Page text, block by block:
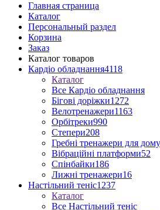
Главная страница
Каталог
Персональный раздел
Корзина
Заказ
Каталог товаров
Кардіо обладнання4118
Каталог
Все Кардіо обладнання
Бігові доріжки1272
Велотренажери1163
Орбітреки990
Степери208
Гребні тренажери для
Вібраційні платформи52
Спінбайки186
Лижні тренажери16
Настільний теніс1237
Каталог
Все Настільний теніс